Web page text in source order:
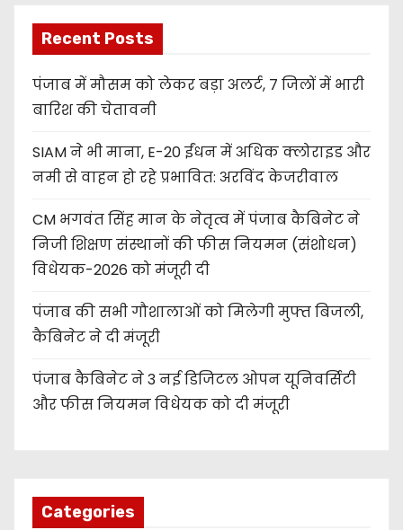
Recent Posts
पंजाब में मौसम को लेकर बड़ा अलर्ट, 7 जिलों में भारी
बारिश की चेतावनी
SIAM ने भी माना, E-20 ईंधन में अधिक क्लोराइड और
नमी से वाहन हो रहे प्रभावित: अरविंद केजरीवाल
CM भगवंत सिंह मान के नेतृत्व में पंजाब कैबिनेट ने
निजी शिक्षण संस्थानों की फीस नियमन (संशोधन)
विधेयक-2026 को मंजूरी दी
पंजाब की सभी गौशालाओं को मिलेगी मुफ्त बिजली,
कैबिनेट ने दी मंजूरी
पंजाब कैबिनेट ने 3 नई डिजिटल ओपन यूनिवर्सिटी
और फीस नियमन विधेयक को दी मंजूरी
Categories